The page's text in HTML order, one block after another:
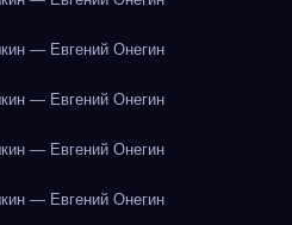
— Евгений Онегин
— Евгений Онегин
— Евгений Онегин
— Евгений Онегин